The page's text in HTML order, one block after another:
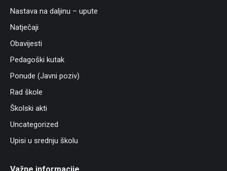
Nastava na daljinu – upute
Natječaji
Obavijesti
Pedagoški kutak
Ponude (Javni poziv)
Rad škole
Školski akti
Uncategorized
Upisi u srednju školu